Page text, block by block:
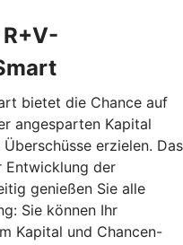
bietet die Chance auf
angesparten Kapital
erzielen. Das
Entwicklung der
genießen Sie alle
Sie können Ihr
Kapital und Chancen-